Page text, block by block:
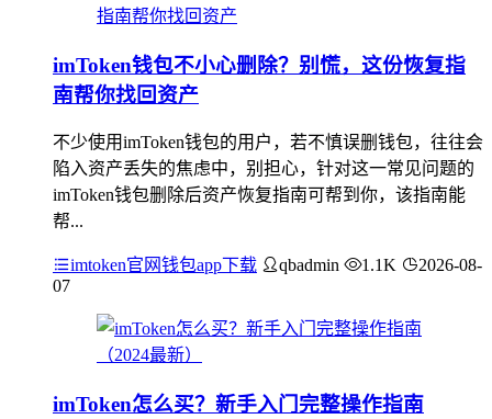
imToken钱包不小心删除？别慌，这份恢复指
南帮你找回资产
不少使用imToken钱包的用户，若不慎误删钱包，往往会
陷入资产丢失的焦虑中，别担心，针对这一常见问题的
imToken钱包删除后资产恢复指南可帮到你，该指南能
帮...
imtoken官网钱包app下载 qbadmin 1.1K
2026-08-
07
imToken怎么买？新手入门完整操作指南